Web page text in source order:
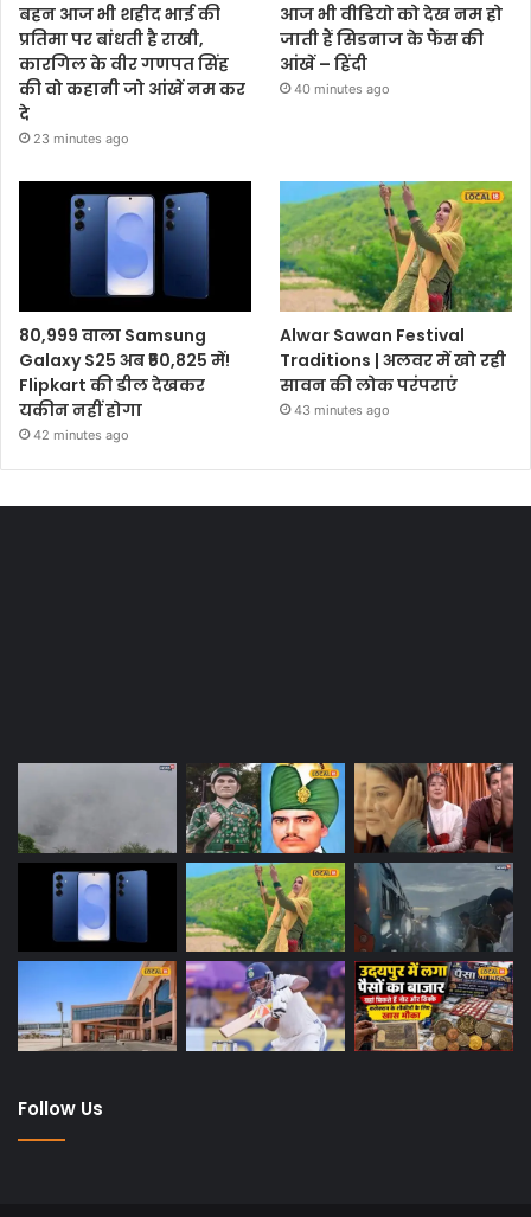
बहन आज भी शहीद भाई की
प्रतिमा पर बांधती है राखी,
कारगिल के वीर गणपत सिंह
की वो कहानी जो आंखें नम कर
दे
23 minutes ago
आज भी वीडियो को देख नम हो
जाती हैं सिडनाज के फैंस की
आंखें – हिंदी
40 minutes ago
80,999 वाला Samsung
Galaxy S25 अब ₹50,825 में!
Flipkart की डील देखकर
यकीन नहीं होगा
42 minutes ago
Alwar Sawan Festival
Traditions | अलवर में खो रही
सावन की लोक परंपराएं
43 minutes ago
Follow Us